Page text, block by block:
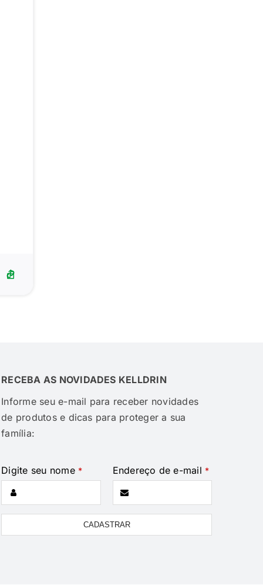
RECEBA AS NOVIDADES KELLDRIN
Informe seu e-mail para receber novidades
de produtos e dicas para proteger a sua
família:
Digite seu nome * Endereço de e-mail *
Business
CADASTRAR